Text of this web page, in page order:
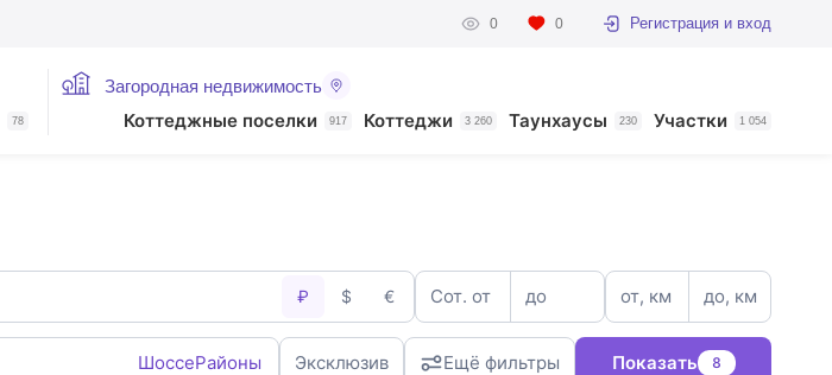
0 0 Регистрация и вход
78
Загородная недвижимость
Коттеджные поселки 917 Коттеджи 3 260 Таунхаусы 230 Участки 1 054
₽ $ € Сот. от до от, км до, км
ШоссеРайоны Эксклюзив Ещё фильтры Показать 8